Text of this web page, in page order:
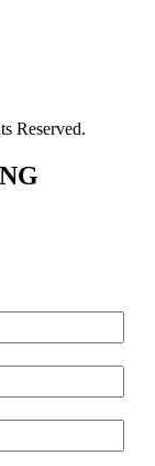
Reserved.